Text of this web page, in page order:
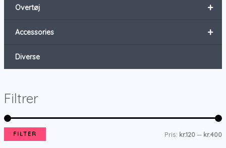
+
Overtøj
+
Accessories
Diverse
Filtrer
H
FILTER Pris: kr.120 — kr.400